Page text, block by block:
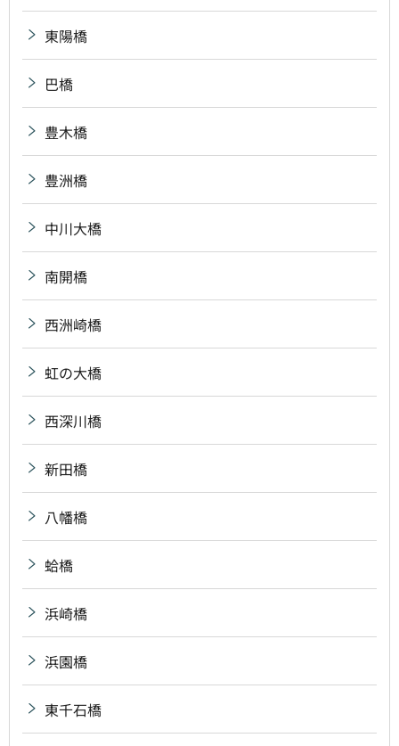
東陽橋
巴橋
豊木橋
豊洲橋
中川大橋
南開橋
西洲崎橋
虹の大橋
西深川橋
新田橋
八幡橋
蛤橋
浜崎橋
浜園橋
東千石橋